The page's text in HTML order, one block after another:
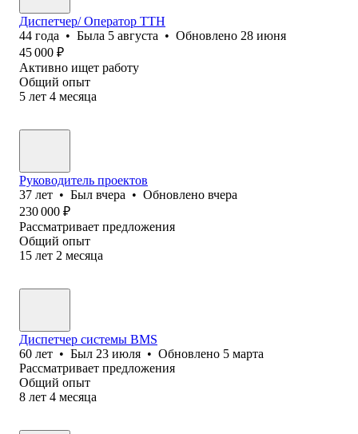
Диспетчер/ Оператор ТТН
44 года • Была 5 августа • Обновлено 28 июня
45 000 ₽
Активно ищет работу
Общий опыт
5 лет 4 месяца
Руководитель проектов
37 лет • Был вчера • Обновлено вчера
230 000 ₽
Рассматривает предложения
Общий опыт
15 лет 2 месяца
Диспетчер системы BMS
60 лет • Был 23 июля • Обновлено 5 марта
Рассматривает предложения
Общий опыт
8 лет 4 месяца